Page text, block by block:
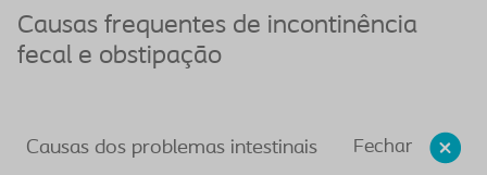
Causas frequentes de incontinência
fecal e obstipação
Fechar
Causas dos problemas intestinais